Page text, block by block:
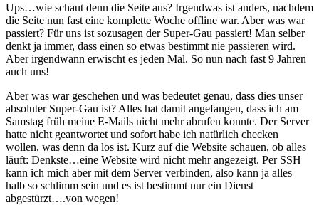
Ups…wie schaut denn die Seite aus? Irgendwas ist anders, nachdem
die Seite nun fast eine komplette Woche offline war. Aber was war
passiert? Für uns ist sozusagen der Super-Gau passiert! Man selber
denkt ja immer, dass einen so etwas bestimmt nie passieren wird.
Aber irgendwann erwischt es jeden Mal. So nun nach fast 9 Jahren
auch uns!
Aber was war geschehen und was bedeutet genau, dass dies unser
absoluter Super-Gau ist? Alles hat damit angefangen, dass ich am
Samstag früh meine E-Mails nicht mehr abrufen konnte. Der Server
hatte nicht geantwortet und sofort habe ich natürlich checken
wollen, was denn da los ist. Kurz auf die Website schauen, ob alles
läuft: Denkste…eine Website wird nicht mehr angezeigt. Per SSH
kann ich mich aber mit dem Server verbinden, also kann ja alles
halb so schlimm sein und es ist bestimmt nur ein Dienst
abgestürzt….von wegen!